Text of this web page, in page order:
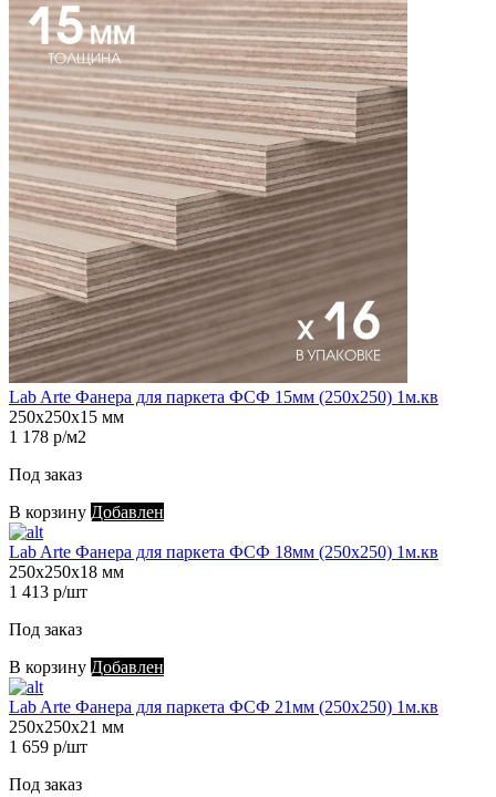
Lab Arte Фанера для паркета ФСФ 15мм (250х250) 1м.кв
250х250х15 мм
1 178 р/м2
Под заказ
В корзину Добавлен
Lab Arte Фанера для паркета ФСФ 18мм (250х250) 1м.кв
250х250х18 мм
1 413 р/шт
Под заказ
В корзину Добавлен
Lab Arte Фанера для паркета ФСФ 21мм (250х250) 1м.кв
250х250х21 мм
1 659 р/шт
Под заказ